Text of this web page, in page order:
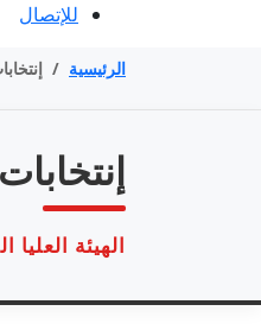
للإتصال
الرئيسية /
الهيئة العليا